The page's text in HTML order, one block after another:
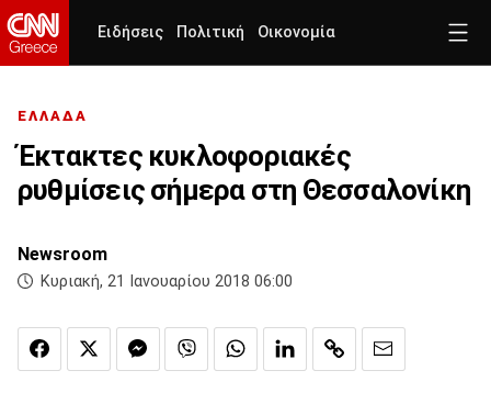
Ειδήσεις Πολιτική Οικονομία
ΕΛΛΑΔΑ
Έκτακτες κυκλοφοριακές
ρυθμίσεις σήμερα στη Θεσσαλονίκη
Newsroom
Κυριακή, 21 Ιανουαρίου 2018 06:00